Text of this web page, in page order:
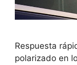
Respuesta
polarizado en